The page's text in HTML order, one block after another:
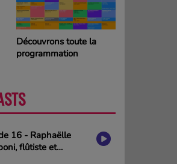
La Grille des
programmes SAMEDI
16 - Raphaëlle
flûtiste et